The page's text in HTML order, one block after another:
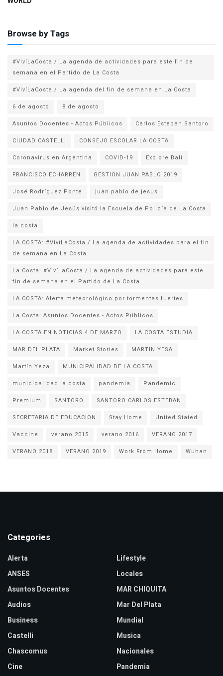
Browse by Tags
#VivíLaCosta / La agenda de actividades para este fin de
semana en el Partido de La Costa
#VivíLaCosta / La agenda del fin de semana en La Costa
6 de agosto
8 de agosto
Asuntos Docentes - Actos Públicos
Carlos Esteban Santoro
CIUDAD CASTELLI
CONSEJO ESCOLAR LA COSTA
Coronavirus en Argentina
COVID-19
Explore Bali
FRANCISCO ECHARREN
GESTION JUAN PABLO 2019
José Rodríguez Ponte
juan pablo de jesus
la costa
LA COSTA: #VivíLaCosta / La agenda de actividades para el fin
de semana en La Costa
La Costa: #VivíLaCosta / La agenda de actividades para este
fin de semana en el Partido de La Costa
LA COSTA: Alerta meteorológico por tormentas fuertes
La Costa: Asuntos Docentes - Actos Públicos
LA COSTA EN NOTICIAS 4 DE MARZO
LA COSTA ESTUDIA
MAR DEL PLATA
Market Stories
MARTIN YESA
Martín Yeza
MUNICIPALIDAD DE LA COSTA
municipalidad la costa
pandemia
Pandemic
Premium
SANTORO
SANTORO CARLOS ESTEBAN
SECRETARIA DE EDUCACION
Stay Home
United Stated
Vaccine
verano 2015 verano 2016
VERANO 2017
VERANO 2018
VERANO 2019 Work From Home Wuhan
Categories
Alerta
ANSES
Asuntos Docentes
Audios
Business
Castelli
Chascomus
Cine
Lifestyle
Locales
MAR CHIQUITA
Mar Del Plata
Mundial
Musica
Nacionales
Pandemia